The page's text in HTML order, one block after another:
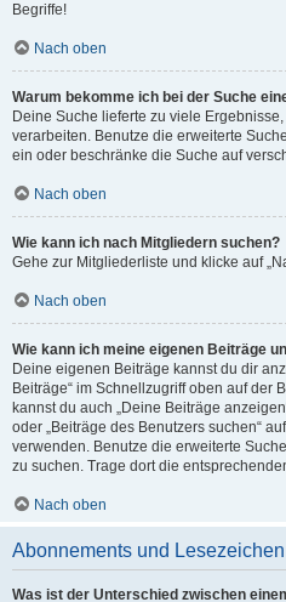
Begriffe!
Nach oben
Warum bekomme ich bei der Suche
Deine Suche lieferte zu viele
verarbeiten. Benutze die erweiterte
ein oder beschränke die Suche auf
Nach oben
Wie kann ich nach Mitgliedern suchen?
Gehe zur Mitgliederliste und klicke auf
Nach oben
Wie kann ich meine eigenen Beiträge
Deine eigenen Beiträge kannst du dir
Beiträge“ im Schnellzugriff oben auf der
kannst du auch „Deine Beiträge
oder „Beiträge des Benutzers suchen“
verwenden. Benutze die erweiterte
zu suchen. Trage dort die
Nach oben
Abonnements und Lesezeichen
Was ist der Unterschied zwischen